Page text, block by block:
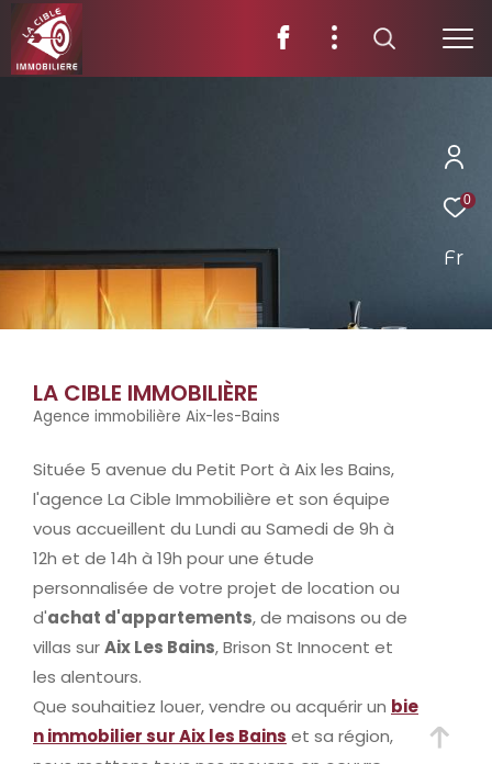
0
Fr
LA CIBLE IMMOBILIÈRE
Agence immobilière Aix-les-Bains
Située 5 avenue du Petit Port à Aix les Bains,
l'agence La Cible Immobilière et son équipe
vous accueillent du Lundi au Samedi de 9h à
12h et de 14h à 19h pour une étude
personnalisée de votre projet de location ou
d'achat d'appartements, de maisons ou de
villas surAix Les Bains, Brison St Innocent et
les alentours.
Que souhaitiez louer, vendre ou acquérir un bie
n immobilier sur Aix les Bains et sa région,